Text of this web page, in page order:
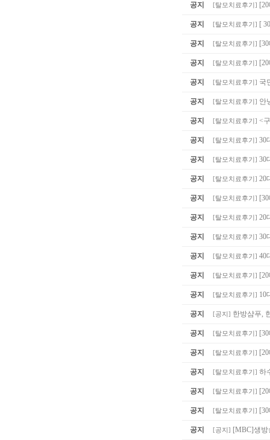
공지 [탈모치료후기 ]
공지 [탈모치료후기 ] [
공지 [탈모치료후기 ]
공지 [탈모치료후기 ]
공지 [탈모치료후기 ] 국
공지 [탈모치료후기 ] 안
공지 [탈모치료후기 ] <
공지 [탈모치료후기 ] 30
공지 [탈모치료후기 ] 30
공지 [탈모치료후기 ] 20
공지 [탈모치료후기 ]
공지 [탈모치료후기 ] 20
공지 [탈모치료후기 ] 30
공지 [탈모치료후기 ] 40
공지 [탈모치료후기 ]
공지 [탈모치료후기 ] 10
공지 [공지 ] 한방샴푸,
공지 [탈모치료후기 ]
공지 [탈모치료후기 ]
공지 [탈모치료후기 ] 하
공지 [탈모치료후기 ]
공지 [탈모치료후기 ]
공지 [공지 ] [MBC]생방